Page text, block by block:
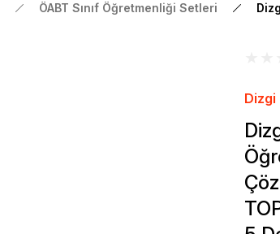
ÖABT Sınıf Öğretmenliği Setleri
Dizgi